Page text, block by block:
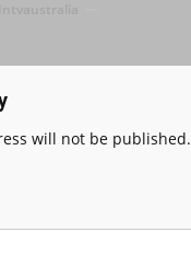
will not be published.